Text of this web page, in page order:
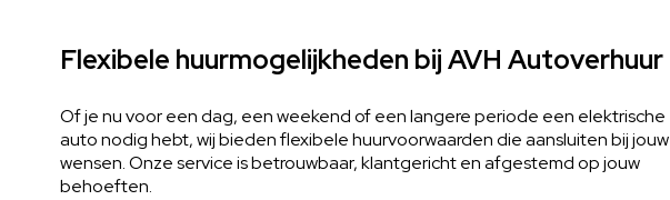
Flexibele huurmogelijkheden bij AVH Autoverhuur
Of je nu voor een dag, een weekend of een langere periode een elektrische
auto nodig hebt, wij bieden flexibele huurvoorwaarden die aansluiten bij jouw
wensen. Onze service is betrouwbaar, klantgericht en afgestemd op jouw
behoeften.